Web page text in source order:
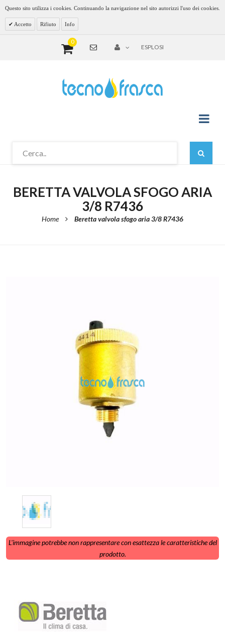
Questo sito utilizza i cookies. Continuando la navigazione nel sito autorizzi l'uso dei cookies.
Accetto Rifiuto Info
0
ESPLOSI
BERETTA VALVOLA SFOGO ARIA
3/8 R7436
Home Beretta valvola sfogo aria 3/8 R7436
L'immagine potrebbe non rappresentare con esattezza le caratteristiche del
prodotto.